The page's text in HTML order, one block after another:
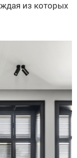
из которых